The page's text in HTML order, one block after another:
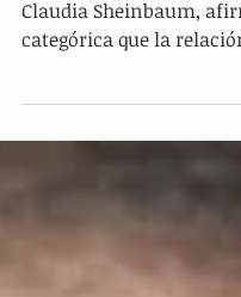
CDMX,(EFE).- La
Claudia Sheinbaum,
Unidos en materia de
mantendrá bajo un
subordinación alguna.
de la mandataria se
un encuentro clave con
secretario de Seguridad